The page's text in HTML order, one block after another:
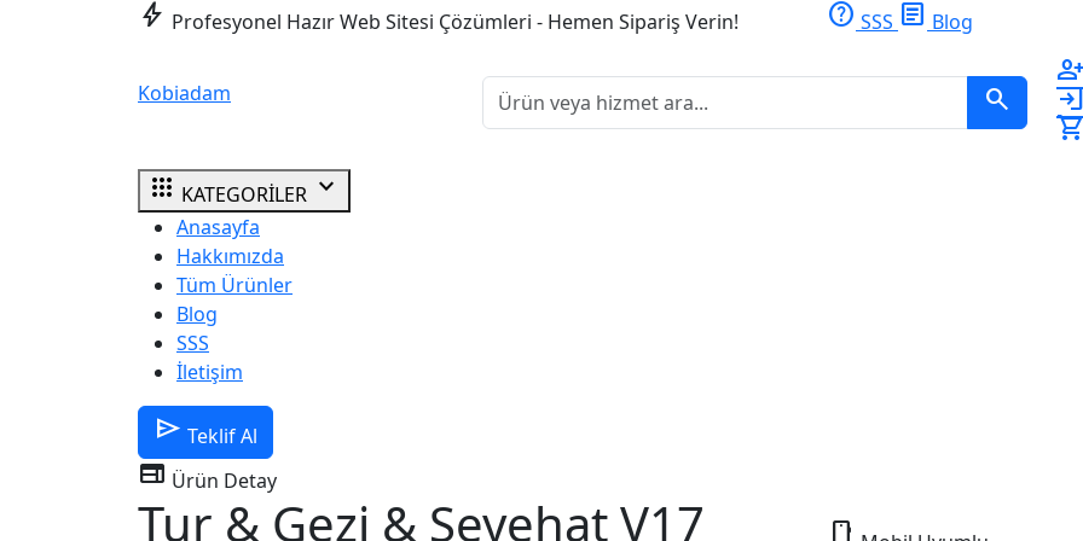
bolt Profesyonel Hazır Web Sitesi Çözümleri - Hemen Sipariş Verin! help SSS article Blog
Kobiadam search
person_add
apps KATEGORİLER expand_more
Anasayfa
Hakkımızda
Tüm Ürünler
Blog
SSS
İletişim
send Teklif Al
web Ürün Detay
Tur & Gezi & Seyehat V17